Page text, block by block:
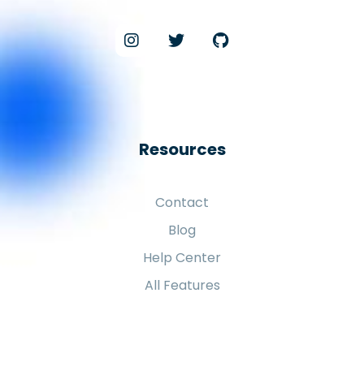
Resources
Contact
Blog
Help Center
All Features